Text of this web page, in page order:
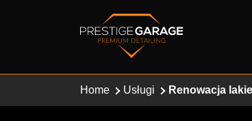
Home Usługi Renowacja